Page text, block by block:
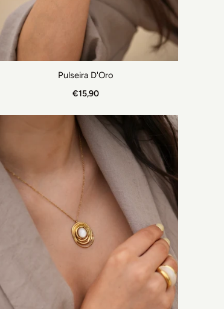
Pulseira D'Oro
€15,90